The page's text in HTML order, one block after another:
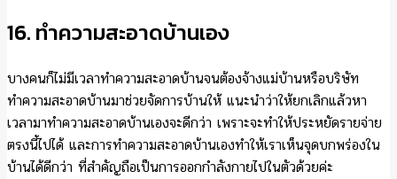
16. ทำความสะอาดบ้านเอง
บางคนก็ไม่มีเวลาทำความสะอาดบ้านจนต้องจ้างแม่บ้านหรือบริษัท
ทำความสะอาดบ้านมาช่วยจัดการบ้านให้ แนะนำว่าให้ยกเลิกแล้วหา
เวลามาทำความสะอาดบ้านเองจะดีกว่า เพราะจะทำให้ประหยัดรายจ่าย
ตรงนี้ไปได้ และการทำความสะอาดบ้านเองทำให้เราเห็นจุดบกพร่องใน
บ้านได้ดีกว่า ที่สำคัญถือเป็นการออกกำลังกายไปในตัวด้วยค่ะ